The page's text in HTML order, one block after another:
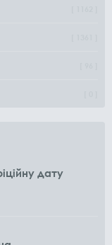
дату